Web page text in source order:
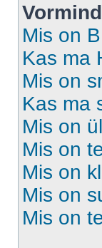
Mis on
Kas ma
Mis on
Kas ma
Mis on
Mis on
Mis on
Mis on
Mis on